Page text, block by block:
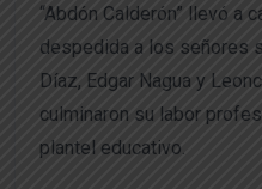
“Abdón Calderón” llevó a
despedida a los señores
Díaz, Edgar Nagua y
culminaron su labor
plantel educativo.